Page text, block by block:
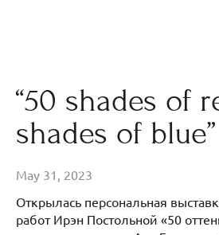
“50 shades of
shades of
May 31, 2023
Открылась персональная
работ Ирэн Постольной «50